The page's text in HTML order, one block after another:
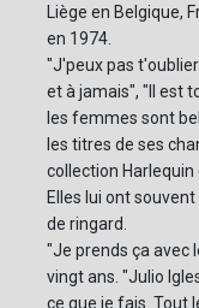
Liège en Belgique,
en 1974.
"J'peux pas
et à jamais", "Il est
les femmes sont
les titres de ses
collection
Elles lui ont
de ringard.
"Je prends ça avec
vingt ans. "Julio
ce que je fais. Tout